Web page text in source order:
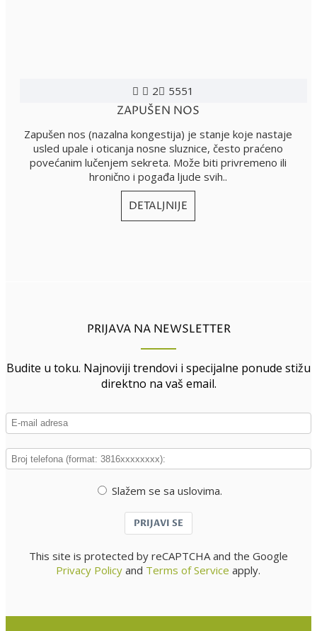
2 5551
ZAPUŠEN NOS
Zapušen nos (nazalna kongestija) je stanje koje nastaje
usled upale i oticanja nosne sluznice, često praćeno
povećanim lučenjem sekreta. Može biti privremeno ili
hronično i pogađa ljude svih..
DETALJNIJE
PRIJAVA NA NEWSLETTER
Budite u toku. Najnoviji trendovi i specijalne ponude stižu
direktno na vaš email.
Slažem se sa uslovima.
PRIJAVI SE
This site is protected by reCAPTCHA and the Google
Privacy Policy and Terms of Service apply.